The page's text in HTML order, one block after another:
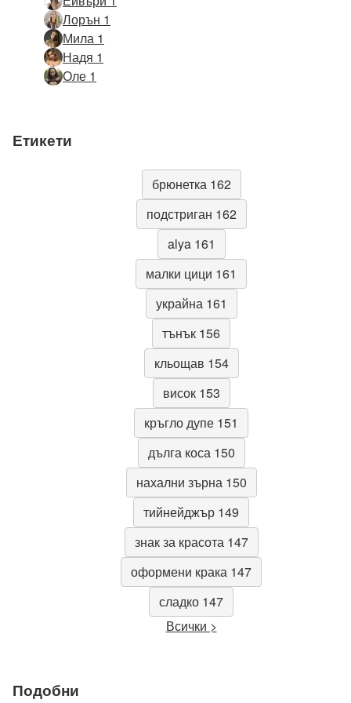
Лорън 1
Мила 1
Надя 1
Оле 1
Етикети
брюнетка 162
подстриган 162
alya 161
малки цици 161
украйна 161
тънък 156
кльощав 154
висок 153
кръгло дупе 151
дълга коса 150
нахални зърна 150
тийнейджър 149
знак за красота 147
оформени крака 147
сладко 147
Всички >
Подобни